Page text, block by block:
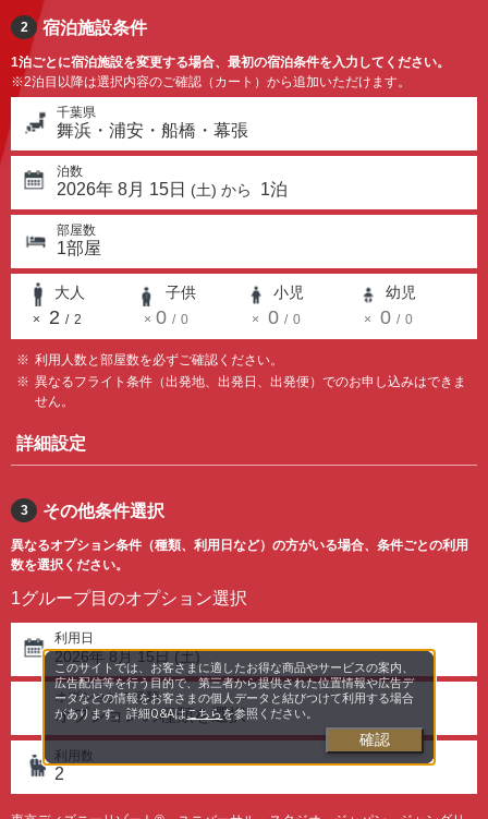
2 宿泊施設条件
1泊ごとに宿泊施設を変更する場合、最初の宿泊条件を入力してください。
※2泊目以降は選択内容のご確認（カート）から追加いただけます。
千葉県
舞浜・浦安・船橋・幕張
泊数
2026年 8月 15日 (土) から 1泊
部屋数
1部屋
大人
× 2 / 2
子供
× 0 / 0
小児
× 0 / 0
幼児
× 0 / 0
利用人数と部屋数を必ずご確認ください。
異なるフライト条件（出発地、出発日、出発便）でのお申し込みはできま
せん。
詳細設定
3 その他条件選択
異なるオプション条件（種類、利用日など）の方がいる場合、条件ごとの利用
数を選択ください。
1グループ目のオプション選択
利用日
2026年8月15日 (土)
オプションの種類
オプションの種類を選択
利用数
2
このサイトでは、お客さまに適したお得な商品やサービスの案内、
広告配信等を行う目的で、第三者から提供された位置情報や広告デ
ータなどの情報をお客さまの個人データと結びつけて利用する場合
があります。詳細Q&Aはこちらを参照ください。
確認